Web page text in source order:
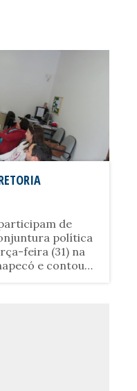
de
política
feira (31) na
e contou
Na......